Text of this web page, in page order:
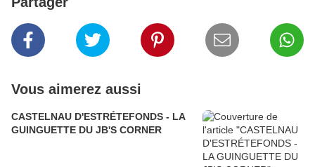
Vous aimerez aussi
CASTELNAU D'ESTRÉTEFONDS - LA
GUINGUETTE DU JB'S CORNER